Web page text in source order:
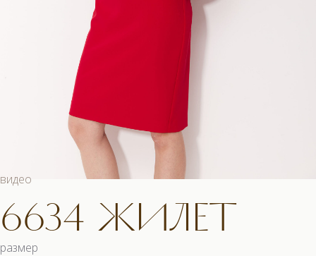
видео
6634 ЖИЛЕТ
размер